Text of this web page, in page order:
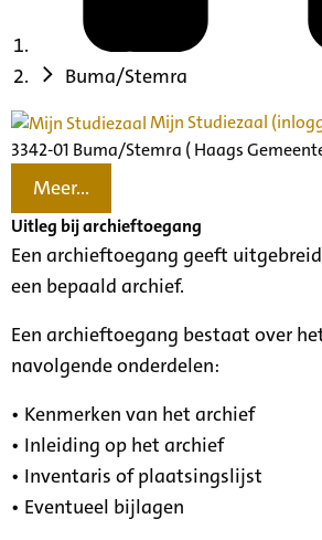
Buma/Stemra
Mijn Studiezaal
3342-01 Buma/Stemra ( Haags
Meer...
Uitleg bij archieftoegang
Een archieftoegang geeft
een bepaald archief.
Een archieftoegang bestaat over
navolgende onderdelen:
• Kenmerken van het archief
• Inleiding op het archief
• Inventaris of plaatsingslijst
• Eventueel bijlagen